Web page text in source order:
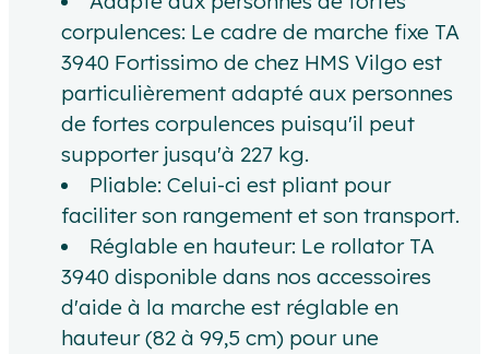
corpulences: Le cadre de marche fixe TA
3940 Fortissimo de chez HMS Vilgo est
particulièrement adapté aux personnes
de fortes corpulences puisqu'il peut
supporter jusqu'à 227 kg.
Pliable: Celui-ci est pliant pour
faciliter son rangement et son transport.
Réglable en hauteur: Le rollator TA
3940 disponible dans nos accessoires
d'aide à la marche est réglable en
hauteur (82 à 99,5 cm) pour une